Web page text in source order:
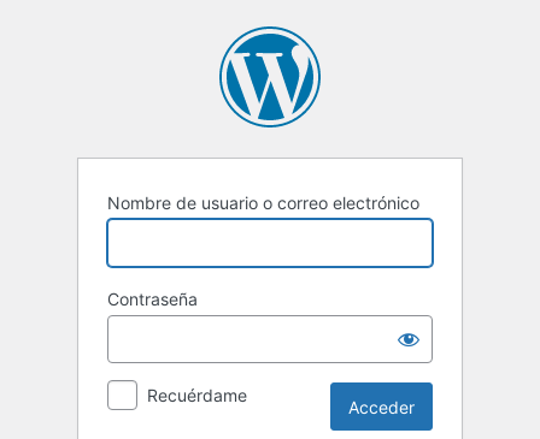
Nombre de usuario o correo electrónico
Contraseña
Recuérdame